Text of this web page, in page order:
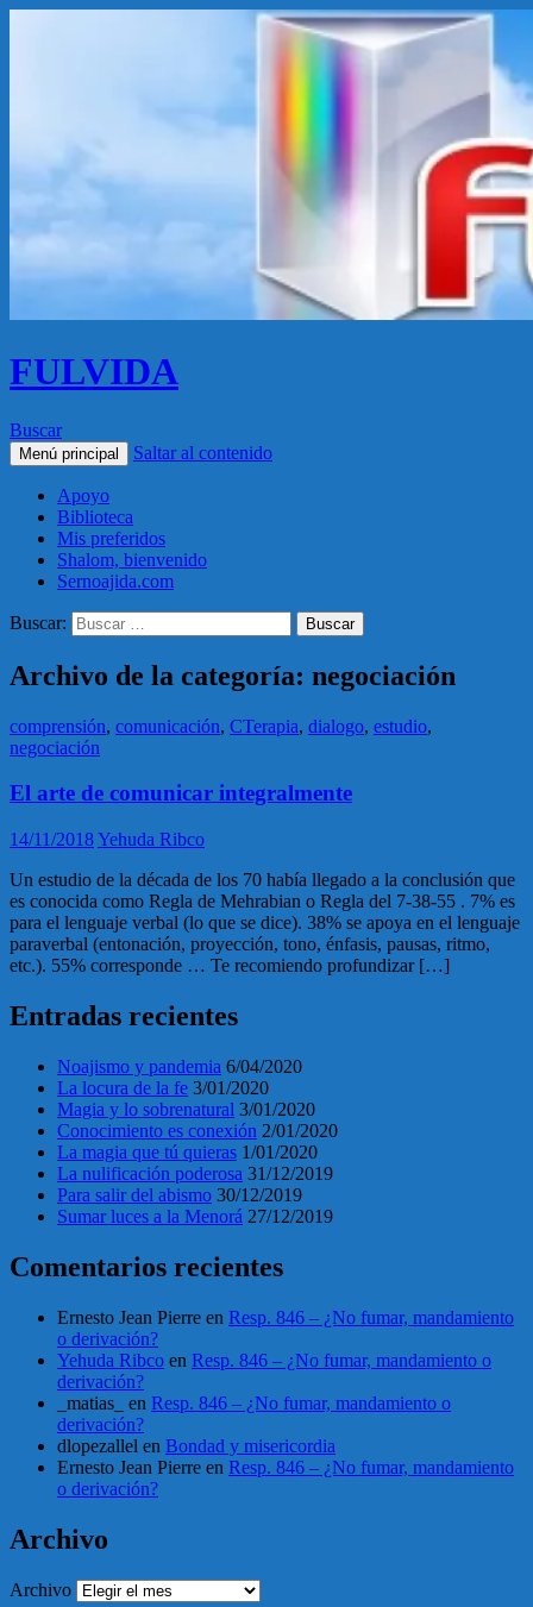
FULVIDA
Buscar
Menú principal Saltar al contenido
Apoyo
Biblioteca
Mis preferidos
Shalom, bienvenido
Sernoajida.com
Buscar:
Archivo de la categoría: negociación
comprensión, comunicación, CTerapia, dialogo, estudio,
negociación
El arte de comunicar integralmente
14/11/2018Yehuda Ribco
Un estudio de la década de los 70 había llegado a la conclusión que
es conocida como Regla de Mehrabian o Regla del 7-38-55 . 7% es
para el lenguaje verbal (lo que se dice). 38% se apoya en el lenguaje
paraverbal (entonación, proyección, tono, énfasis, pausas, ritmo,
etc.). 55% corresponde … Te recomiendo profundizar […]
Entradas recientes
Noajismo y pandemia 6/04/2020
La locura de la fe 3/01/2020
Magia y lo sobrenatural 3/01/2020
Conocimiento es conexión 2/01/2020
La magia que tú quieras 1/01/2020
La nulificación poderosa 31/12/2019
Para salir del abismo 30/12/2019
Sumar luces a la Menorá 27/12/2019
Comentarios recientes
Ernesto Jean Pierre en Resp. 846 – ¿No fumar, mandamiento
o derivación?
Yehuda Ribco en Resp. 846 – ¿No fumar, mandamiento o
derivación?
_matias_
en Resp. 846 – ¿No fumar, mandamiento o
derivación?
dlopezallel en Bondad y misericordia
Ernesto Jean Pierre en Resp. 846 – ¿No fumar, mandamiento
o derivación?
Archivo
Archivo